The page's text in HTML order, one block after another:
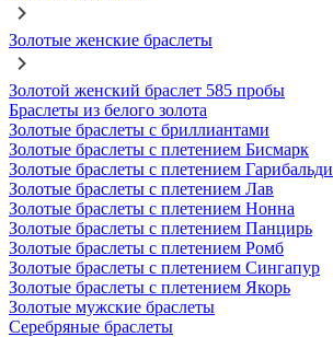
Золотые женские браслеты
Золотой женский браслет 585 пробы
Браслеты из белого золота
Золотые браслеты с бриллиантами
Золотые браслеты с плетением Бисмарк
Золотые браслеты с плетением Гарибальди
Золотые браслеты с плетением Лав
Золотые браслеты с плетением Нонна
Золотые браслеты с плетением Панцирь
Золотые браслеты с плетением Ромб
Золотые браслеты с плетением Сингапур
Золотые браслеты с плетением Якорь
Золотые мужские браслеты
Серебряные браслеты